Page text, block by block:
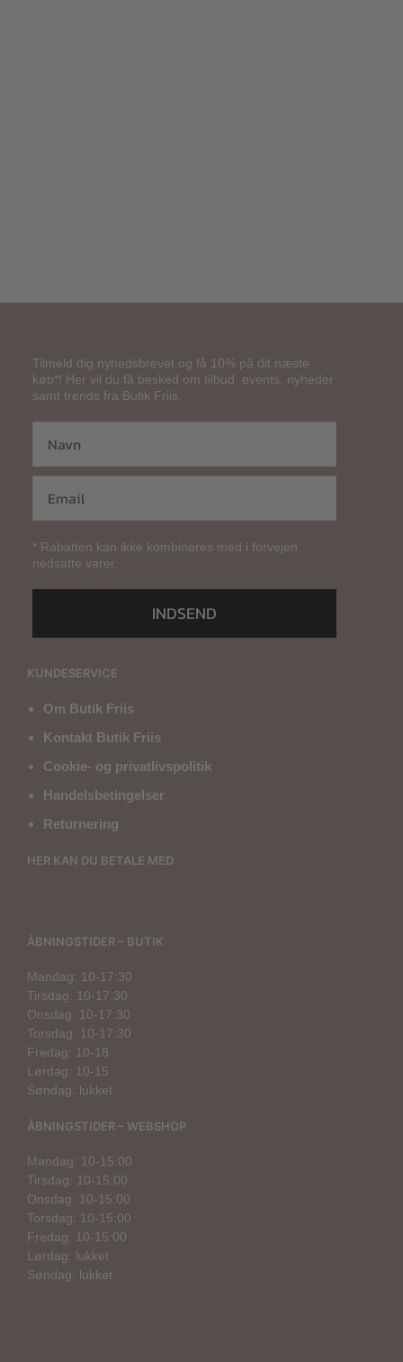
Tilmeld dig nyhedsbrevet og få 10% på dit næste
køb*! Her vil du få besked om tilbud, events, nyheder
samt trends fra Butik Friis.
* Rabatten kan ikke kombineres med i forvejen
nedsatte varer.
INDSEND
KUNDESERVICE
Om Butik Friis
Kontakt Butik Friis
Cookie- og privatlivspolitik
Handelsbetingelser
Returnering
HER KAN DU BETALE MED
ÅBNINGSTIDER – BUTIK
Mandag: 10-17:30
Tirsdag: 10-17:30
Onsdag: 10-17:30
Torsdag: 10-17:30
Fredag: 10-18
Lørdag: 10-15
Søndag: lukket
ÅBNINGSTIDER – WEBSHOP
Mandag: 10-15:00
Tirsdag: 10-15:00
Onsdag: 10-15:00
Torsdag: 10-15:00
Fredag: 10-15:00
Lørdag: lukket
Søndag: lukket